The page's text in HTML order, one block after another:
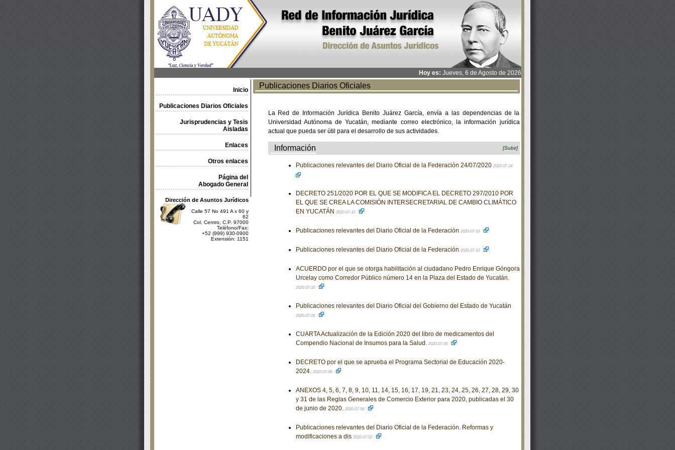
Hoy es: Jueves, 6 de Agosto de 2026
Inicio
Publicaciones Diarios Oficiales
Jurisprudencias y Tesis
Aisladas
Enlaces
Otros enlaces
Página del
Abogado General
Dirección de Asuntos Jurídicos
Calle 57 No 491 A x 60 y
62
Col. Centro, C.P. 97000
Teléfono/Fax:
+52 (999) 930-0900
Extensión: 1151
Publicaciones Diarios Oficiales
La Red de Información Jurídica Benito Juárez García, envía a las dependencias de la
Universidad Autónoma de Yucatán, mediante correo electrónico, la información jurídica
actual que pueda ser útil para el desarrollo de sus actividades.
Información [Subir]
Publicaciones relevantes del Diario Oficial de la Federación 24/07/2020 2020-07-24
DECRETO 251/2020 POR EL QUE SE MODIFICA EL DECRETO 297/2010 POR
EL QUE SE CREA LA COMISIÓN INTERSECRETARIAL DE CAMBIO CLIMÁTICO
EN YUCATÁN 2020-07-10
Publicaciones relevantes del Diario Oficial de la Federación 2020-07-10
Publicaciones relevantes del Diario Oficial de la Federación 2020-07-10
ACUERDO por el que se otorga habilitación al ciudadano Pedro Enrique Góngora
Urcelay como Corredor Público número 14 en la Plaza del Estado de Yucatán.
2020-07-10
Publicaciones relevantes del Diario Oficial del Gobierno del Estado de Yucatán
2020-07-06
CUARTA Actualización de la Edición 2020 del libro de medicamentos del
Compendio Nacional de Insumos para la Salud. 2020-07-06
DECRETO por el que se aprueba el Programa Sectorial de Educación 2020-
2024. 2020-07-06
ANEXOS 4, 5, 6, 7, 8, 9, 10, 11, 14, 15, 16, 17, 19, 21, 23, 24, 25, 26, 27, 28, 29, 30
y 31 de las Reglas Generales de Comercio Exterior para 2020, publicadas el 30
de junio de 2020. 2020-07-06
Publicaciones relevantes del Diario Oficial de la Federación. Reformas y
modificaciones a dis 2020-07-02